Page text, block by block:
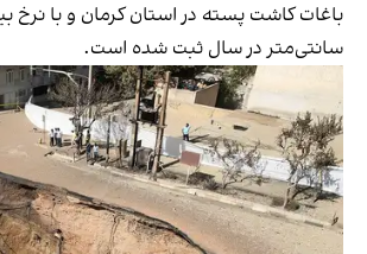
سانتی‌متر در سال ثبت شده است.